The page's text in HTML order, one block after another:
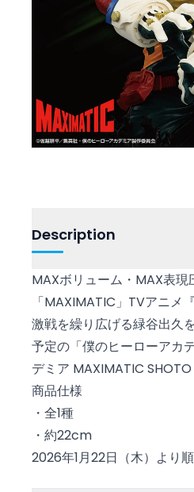
Description
MAXボリューム・MAX表
「MAXIMATIC」TVアニメ
激戦を繰り広げる緑谷出久
予定の「僕のヒーローアカ
デミア MAXIMATIC
商品仕様
・全1種
・約22cm
2026年1月22日（木）より